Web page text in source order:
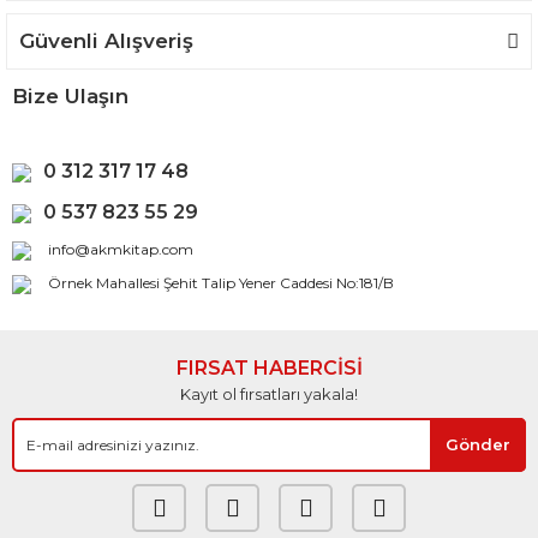
Güvenli Alışveriş
Bize Ulaşın
0 312 317 17 48
0 537 823 55 29
info@akmkitap.com
Örnek Mahallesi Şehit Talip Yener Caddesi No:181/B
FIRSAT HABERCİSİ
Kayıt ol fırsatları yakala!
Gönder